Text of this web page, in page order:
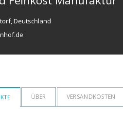
Deutschland
ÜBER VERSANDKOSTEN